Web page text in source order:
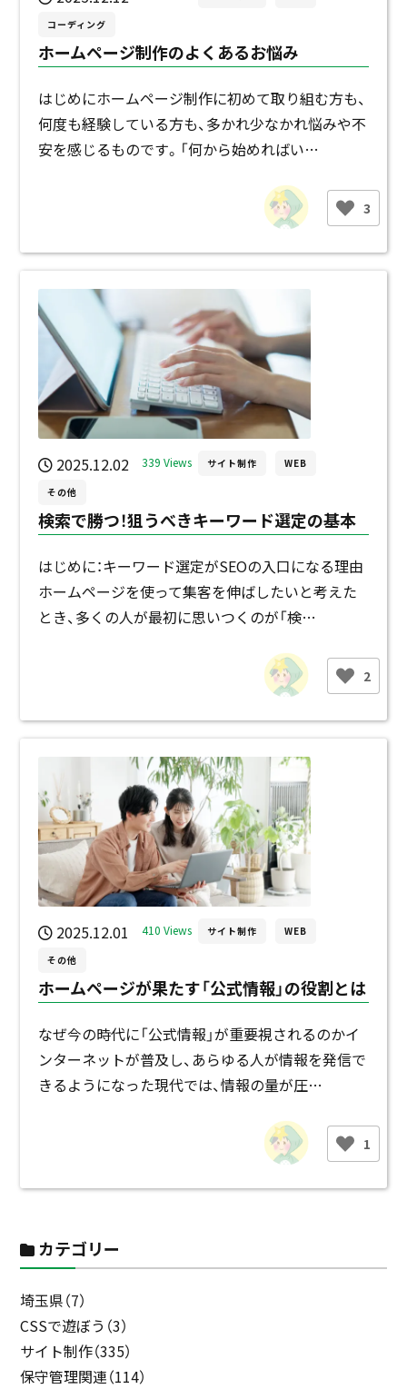
コーディング
ホームページ制作のよくあるお悩み
はじめにホームページ制作に初めて取り組む方も、
何度も経験している方も、多かれ少なかれ悩みや不
安を感じるものです。「何から始めればい…
3
2025.12.02 339 Views サイト制作 WEB
その他
検索で勝つ！狙うべきキーワード選定の基本
はじめに：キーワード選定がSEOの入口になる理由
ホームページを使って集客を伸ばしたいと考えた
とき、多くの人が最初に思いつくのが「検…
2
2025.12.01 410 Views サイト制作 WEB
その他
ホームページが果たす「公式情報」の役割とは
なぜ今の時代に「公式情報」が重要視されるのかイ
ンターネットが普及し、あらゆる人が情報を発信で
きるようになった現代では、情報の量が圧…
1
カテゴリー
埼玉県（7）
CSSで遊ぼう（3）
サイト制作（335）
保守管理関連（114）